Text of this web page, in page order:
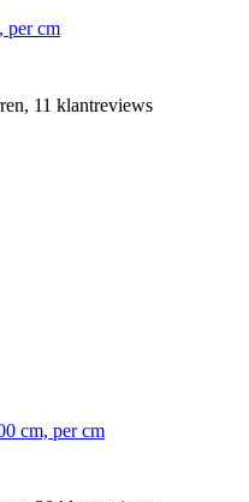
per cm
11 klantreviews
cm, per cm